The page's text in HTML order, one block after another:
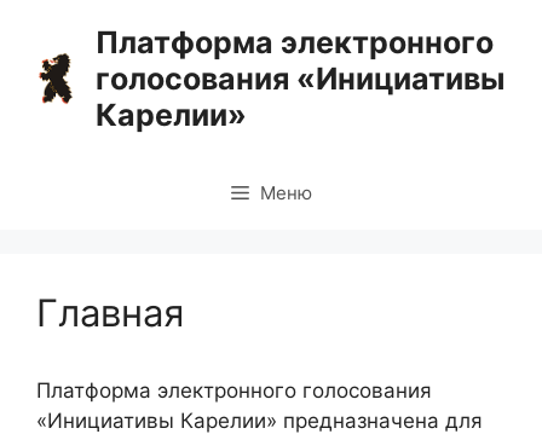
содержимому
Платформа электронного
голосования «Инициативы
Карелии»
Меню
Главная
Платформа электронного голосования
«Инициативы Карелии» предназначена для